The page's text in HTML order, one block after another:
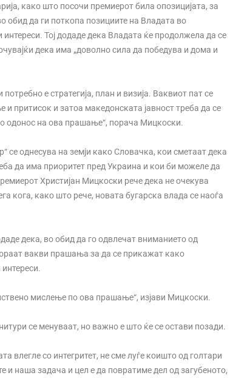
како што посочи премиерот била опозицијата, за
обид да ги поткопа позициите на Владата во
Тој додаде дека Владата ќе продолжела да се
дека има „доволно сила да победува и дома и
е стратегија, план и визија. Ваквиот пат се
и притисок и затоа македонската јавност треба да се
одонос на ова прашање“, порача Мицкоски.
се однесува на земји како Словачка, кои сметаат дека
да има приоритет пред Украина и кои би можеле да
Христијан Мицкоски рече дека не очекува
кога, како што рече, новата бугарска влада се наоѓа
дека, во обид да го одвлечат вниманието од
вакви прашања за да се прикажат како
мислење по ова прашање“, изјави Мицкоски.
се менуваат, но важно е што ќе се остави позади.
влегле со интегритет, не сме луѓе коишто од голтари
и наша задача и цел е да повратиме дел од загубеното,